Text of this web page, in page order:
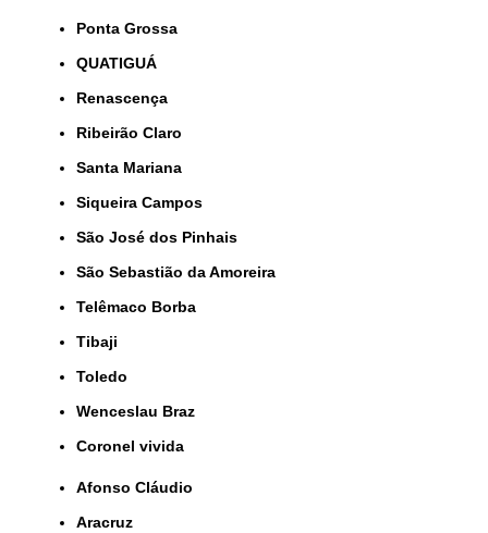
Ponta Grossa
QUATIGUÁ
Renascença
Ribeirão Claro
Santa Mariana
Siqueira Campos
São José dos Pinhais
São Sebastião da Amoreira
Telêmaco Borba
Tibaji
Toledo
Wenceslau Braz
coronel vivida
Afonso Cláudio
Aracruz